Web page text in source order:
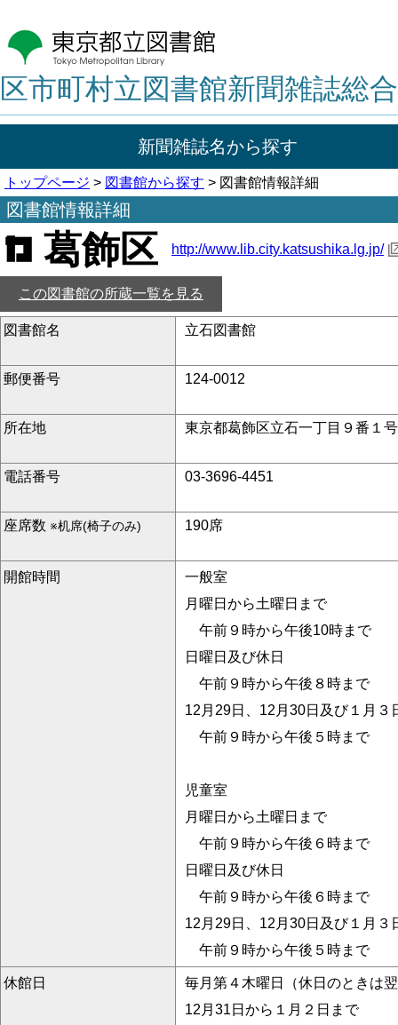
区市町村立図書館新聞雑誌総
新聞雑誌名から探す
トップページ > 図書館から探す > 図書館情報詳細
図書館情報詳細
葛飾区 http://www.lib.city.katsushika.lg.jp/
この図書館の所蔵一覧を見る
図書館名 立石図書館
郵便番号 124-0012
所在地 東京都葛飾区立石一丁目９番１号
電話番号 03-3696-4451
座席数 ※机席(椅子のみ) 190席
開館時間
一般室
月曜日から土曜日まで
午前９時から午後10時まで
日曜日及び休日
午前９時から午後８時まで
12月29日、12月30日及び１月３
午前９時から午後５時まで
児童室
月曜日から土曜日まで
午前９時から午後６時まで
日曜日及び休日
午前９時から午後６時まで
12月29日、12月30日及び１月３
午前９時から午後５時まで
休館日
毎月第４木曜日（休日のときは
12月31日から１月２日まで